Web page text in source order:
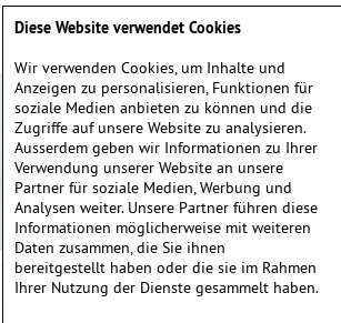
Diese Website verwendet Cookies
Wir verwenden Cookies, um Inhalte und
Anzeigen zu personalisieren, Funktionen für
soziale Medien anbieten zu können und die
Zugriffe auf unsere Website zu analysieren.
Ausserdem geben wir Informationen zu Ihrer
Verwendung unserer Website an unsere
Partner für soziale Medien, Werbung und
Analysen weiter. Unsere Partner führen diese
Informationen möglicherweise mit weiteren
Daten zusammen, die Sie ihnen
bereitgestellt haben oder die sie im Rahmen
Ihrer Nutzung der Dienste gesammelt haben.